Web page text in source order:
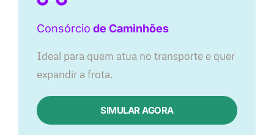
Consórcio de Caminhões
Ideal para quem atua no transporte e quer
expandir a frota.
SIMULAR AGORA